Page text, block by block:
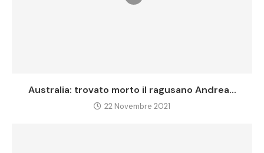
Australia: trovato morto il ragusano Andrea...
22 Novembre 2021